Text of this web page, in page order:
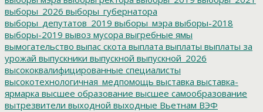
выборы_2026 выборы_губернатора
выборы_депутатов_2019 выборы_мэра выборы-2018
выборы-2019 вывоз мусора выгребные ямы
вымогательство выпас скота выплата выплаты выплаты за
урожай выпускники выпускной выпускной_2026
высококвалифицированные специалисты
высокотехнологичная_медпомощь выставка выставка-
ярмарка высшее образование высшее самообразование
вытрезвители выходной выходные Вьетнам ВЭФ